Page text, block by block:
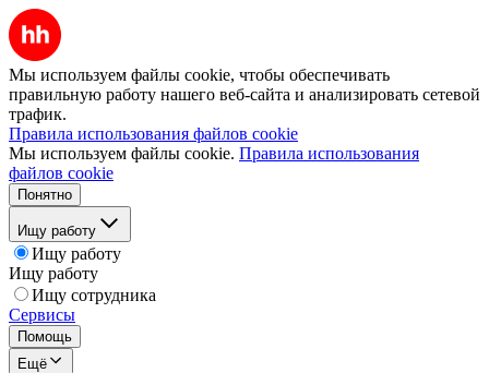
Мы используем файлы cookie, чтобы обеспечивать
правильную работу нашего веб-сайта и анализировать сетевой
трафик.
Правила использования файлов cookie
Мы используем файлы cookie. Правила использования
файлов cookie
Понятно
Ищу работу
Ищу работу
Ищу работу
Ищу сотрудника
Сервисы
Помощь
Ещё